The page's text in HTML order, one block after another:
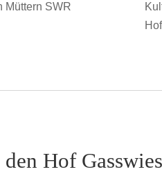
Müttern SWR
Hof